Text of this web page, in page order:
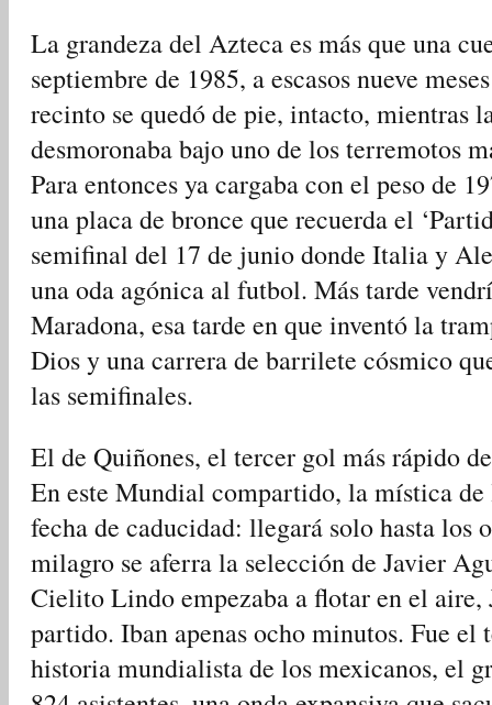
La grandeza del Azteca es más que una
septiembre de 1985, a escasos nueve
recinto se quedó de pie, intacto, mientras
desmoronaba bajo uno de los terremotos
Para entonces ya cargaba con el peso de
una placa de bronce que recuerda el
semifinal del 17 de junio donde Italia y
una oda agónica al futbol. Más tarde
Maradona, esa tarde en que inventó la
Dios y una carrera de barrilete cósmico
las semifinales.
El de Quiñones, el tercer gol más rápido
En este Mundial compartido, la mística
fecha de caducidad: llegará solo hasta los
milagro se aferra la selección de Javier
Cielito Lindo empezaba a flotar en el
partido. Iban apenas ocho minutos. Fue el
historia mundialista de los mexicanos, el